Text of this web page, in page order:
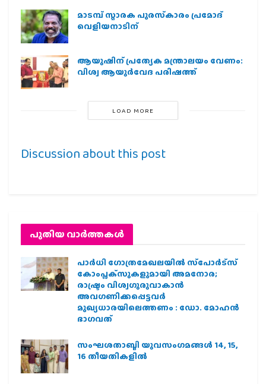
മാടമ്പ് സ്മാരക പുരസ്‌കാരം പ്രമോദ്
വെളിയനാടിന്
ആയുഷിന് പ്രത്യേക മന്ത്രാലയം വേണം:
വിശ്വ ആയുര്‍വേദ പരിഷത്ത്
LOAD MORE
Discussion about this post
പുതിയ വാര്‍ത്തകള്‍
പാര്‍ധി ഗോത്രമേഖലയില്‍ സ്‌പോര്‍ട്‌സ്
കോംപ്ലക്‌സുകളുമായി അമനോര;
രാഷ്ട്രം വിശ്വഗുരുവാകാന്‍
അവഗണിക്കപ്പെട്ടവര്‍
മുഖ്യധാരയിലെത്തണം : ഡോ. മോഹന്‍
ഭാഗവത്
സംഘശതാബ്ദി യുവസംഗമങ്ങള്‍ 14, 15,
16 തീയതികളില്‍